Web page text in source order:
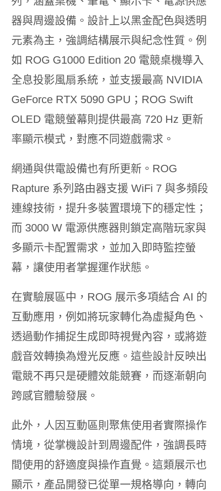
器與周邊設備。設計上以黑金配色與透明
元素為主，強調結構展示與紀念性質。例
如 ROG G1000 Edition 20 電競桌機導入
全息投影風扇系統，並支援最高 NVIDIA
GeForce RTX 5090 GPU；ROG Swift
OLED 電競螢幕則提供最高 720 Hz 更新
率顯示模式，對應不同遊戲需求。
網通與供電設備也有所更新。ROG
Rapture 系列路由器支援 WiFi 7 與多頻段
連線技術，提升多裝置環境下的穩定性；
而 3000 W 電源供應器則鎖定高階玩家與
多顯示卡配置需求，並加入即時監控螢
幕，讓使用者掌握運作狀態。
在實驗展區中，ROG 展示多項結合 AI 的
互動應用，例如將玩家轉化為虛擬角色、
透過動作捕捉生成即時視覺內容，或將遊
戲音效轉換為燈光反應。這些設計反映出
電競不再只是硬體效能競賽，而逐漸朝向
跨感官體驗發展。
此外，人因互動區則聚焦使用者實際操作
情境，從掌機設計到周邊配件，強調長時
間使用的舒適度與操作直覺。這類展示也
顯示，產品開發已從單一規格導向，轉向